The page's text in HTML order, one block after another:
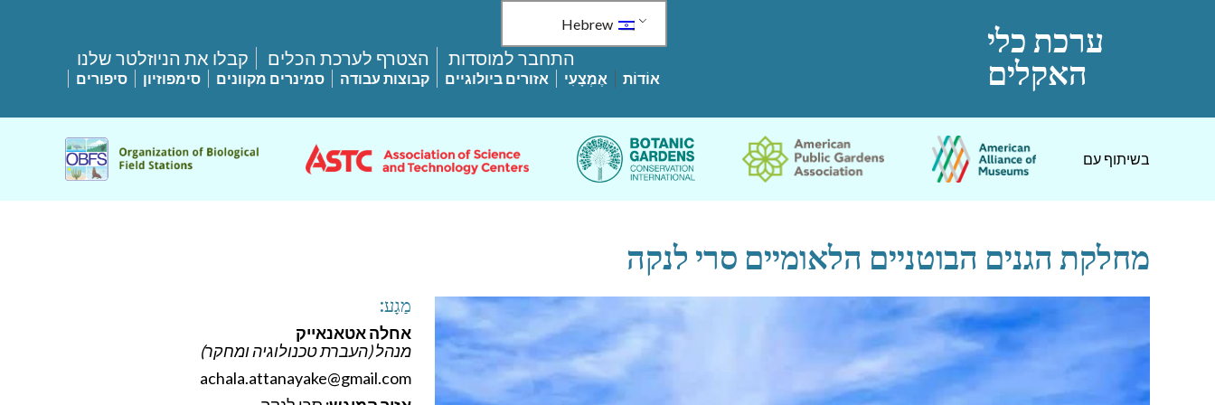
ערכת כלי
האקלים
Hebrew
התחבר למוסדות הצטרף לערכת הכלים קבלו את הניוזלטר שלנו
אוֹדוֹת אֶמְצָעִי אזורים ביולוגיים קבוצות עבודה סמינרים מקוונים סימפוזיון סיפורים
בשיתוף עם
מחלקת הגנים הבוטניים הלאומיים סרי לנקה
מַגָע:
אחלה אטאנאייק
מנהל (העברת טכנולוגיה ומחקר)
achala.attanayake@gmail.com